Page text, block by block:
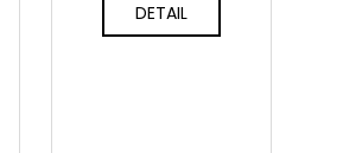
DETAIL